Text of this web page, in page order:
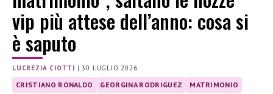
vip più attese dell’anno: cosa si
è saputo
LUCREZIA CIOTTI |30 LUGLIO 2026
CRISTIANO RONALDO GEORGINA RODRIGUEZ MATRIMONIO